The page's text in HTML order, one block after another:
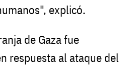
explicó.
de Gaza fue
respuesta al ataque del